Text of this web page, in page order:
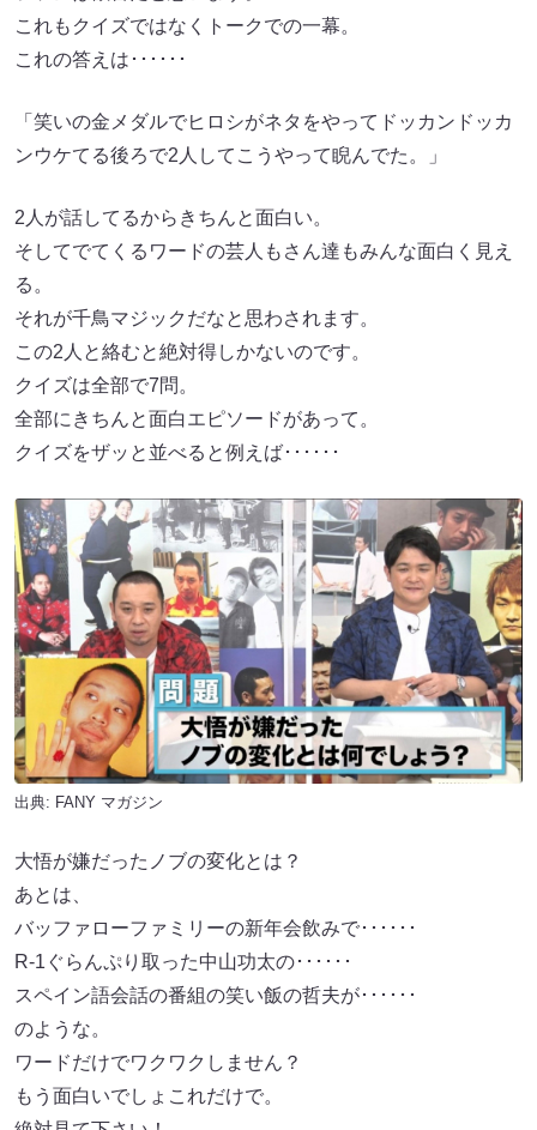
これもクイズではなくトークでの一幕。
これの答えは･･････
「笑いの金メダルでヒロシがネタをやってドッカンドッカ
ンウケてる後ろで2人してこうやって睨んでた。」
2人が話してるからきちんと面白い。
そしてでてくるワードの芸人もさん達もみんな面白く見え
る。
それが千鳥マジックだなと思わされます。
この2人と絡むと絶対得しかないのです。
クイズは全部で7問。
全部にきちんと面白エピソードがあって。
クイズをザッと並べると例えば･･････
出典: FANY マガジン
大悟が嫌だったノブの変化とは？
あとは、
バッファローファミリーの新年会飲みで･･････
R-1ぐらんぷり取った中山功太の･･････
スペイン語会話の番組の笑い飯の哲夫が･･････
のような。
ワードだけでワクワクしません？
もう面白いでしょこれだけで。